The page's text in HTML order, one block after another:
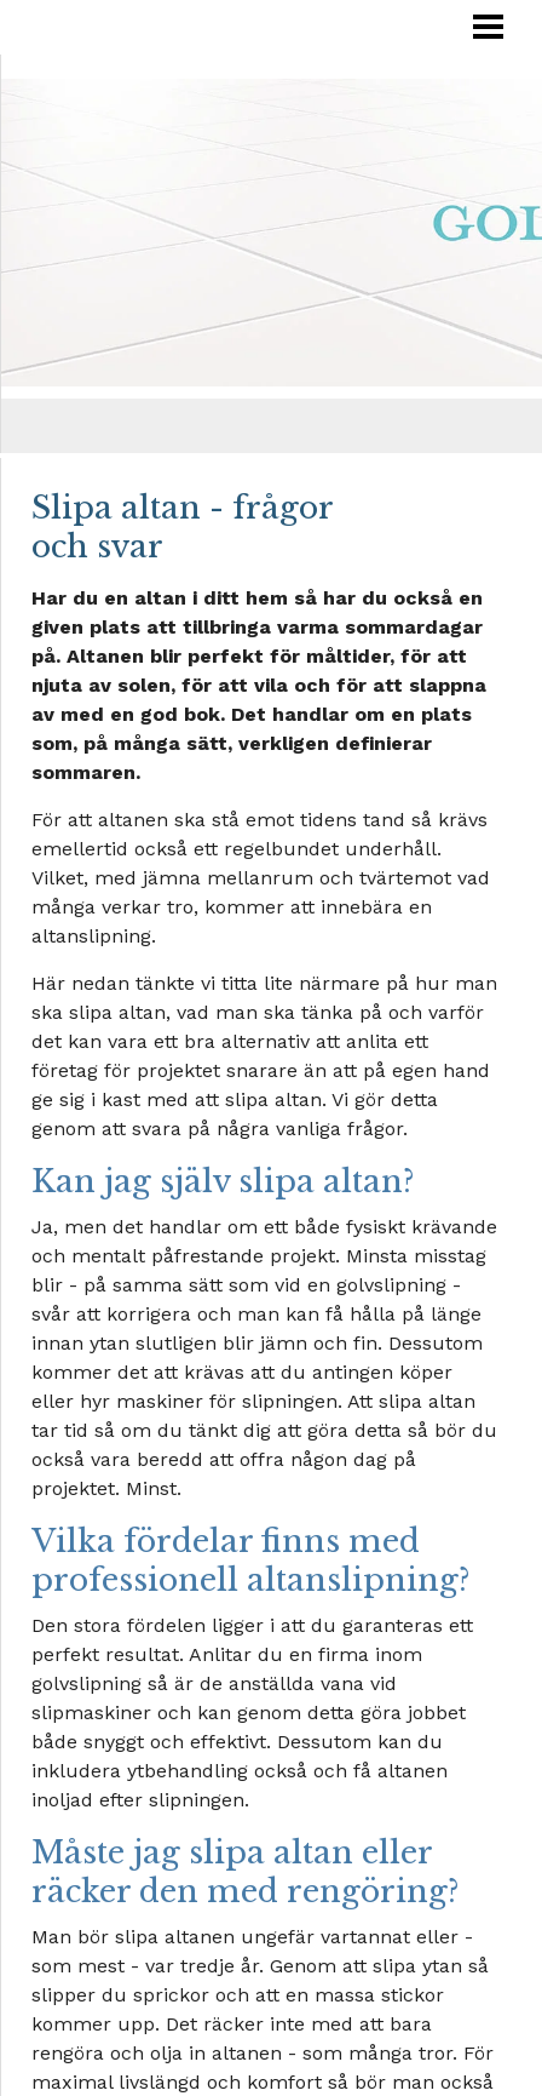
MÅLA TRÄGOLV
Slipa altan - frågor
och svar
Har du en altan i ditt hem så har du också en
given plats att tillbringa varma sommardagar
på. Altanen blir perfekt för måltider, för att
njuta av solen, för att vila och för att slappna
av med en god bok. Det handlar om en plats
som, på många sätt, verkligen definierar
sommaren.
För att altanen ska stå emot tidens tand så krävs
emellertid också ett regelbundet underhåll.
Vilket, med jämna mellanrum och tvärtemot vad
många verkar tro, kommer att innebära en
altanslipning.
Här nedan tänkte vi titta lite närmare på hur man
ska slipa altan, vad man ska tänka på och varför
det kan vara ett bra alternativ att anlita ett
företag för projektet snarare än att på egen hand
ge sig i kast med att slipa altan. Vi gör detta
genom att svara på några vanliga frågor.
Kan jag själv slipa altan?
Ja, men det handlar om ett både fysiskt krävande
och mentalt påfrestande projekt. Minsta misstag
blir - på samma sätt som vid en golvslipning -
svår att korrigera och man kan få hålla på länge
innan ytan slutligen blir jämn och fin. Dessutom
kommer det att krävas att du antingen köper
eller hyr maskiner för slipningen. Att slipa altan
tar tid så om du tänkt dig att göra detta så bör du
också vara beredd att offra någon dag på
projektet. Minst.
Vilka fördelar finns med
professionell altanslipning?
Den stora fördelen ligger i att du garanteras ett
perfekt resultat. Anlitar du en firma inom
golvslipning så är de anställda vana vid
slipmaskiner och kan genom detta göra jobbet
både snyggt och effektivt. Dessutom kan du
inkludera ytbehandling också och få altanen
inoljad efter slipningen.
Måste jag slipa altan eller
räcker den med rengöring?
Man bör slipa altanen ungefär vartannat eller -
som mest - var tredje år. Genom att slipa ytan så
slipper du sprickor och att en massa stickor
kommer upp. Det räcker inte med att bara
rengöra och olja in altanen - som många tror. För
maximal livslängd och komfort så bör man också